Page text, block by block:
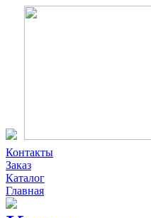
Контакты
Заказ
Каталог
Главная